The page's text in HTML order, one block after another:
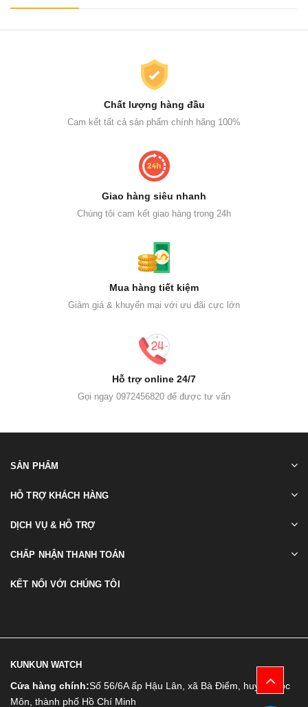
Chất lượng hàng đầu
Cam kết tất cả sản phẩm chính hãng 100%
Giao hàng siêu nhanh
Chúng tôi cam kết giao hàng trong 24h
Mua hàng tiết kiệm
Giảm giá & khuyến mại với ưu đãi cực lớn
Hỗ trợ online 24/7
Gọi ngay 0972456820 để được tư vấn
SẢN PHẨM
HỖ TRỢ KHÁCH HÀNG
DỊCH VỤ & HỖ TRỢ
CHẤP NHẬN THANH TOÁN
KẾT NỐI VỚI CHÚNG TÔI
KUNKUN WATCH
Cửa hàng chính:Số 56/6A ấp Hậu Lân, xã Bà Điểm, huyện Hóc
Môn, thành phố Hồ Chí Minh